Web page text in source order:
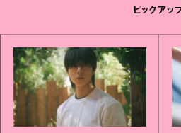
ピックアッ